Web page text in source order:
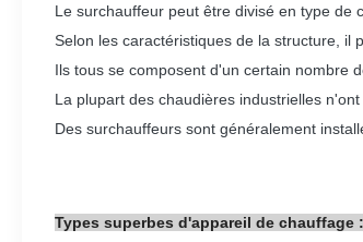
Le surchauffeur peut être divisé en type de
Selon les caractéristiques de la structure, il
Ils tous se composent d'un certain nombre
La plupart des chaudières industrielles
Des surchauffeurs sont généralement
Types superbes d'appareil de chauffage :